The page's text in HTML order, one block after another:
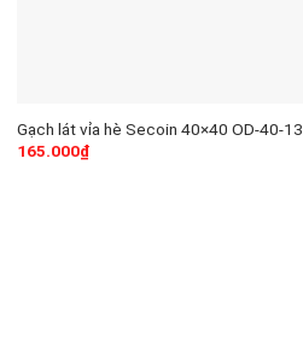
Gạch lát vỉa hè Secoin 40×40 OD-40-13
165.000₫